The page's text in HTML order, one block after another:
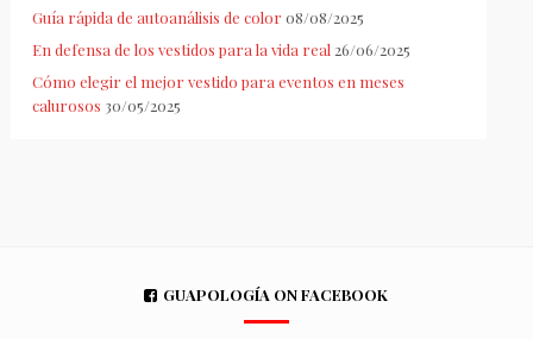
Guía rápida de autoanálisis de color 08/08/2025
En defensa de los vestidos para la vida real 26/06/2025
Cómo elegir el mejor vestido para eventos en meses
calurosos 30/05/2025
GUAPOLOGÍA ON FACEBOOK